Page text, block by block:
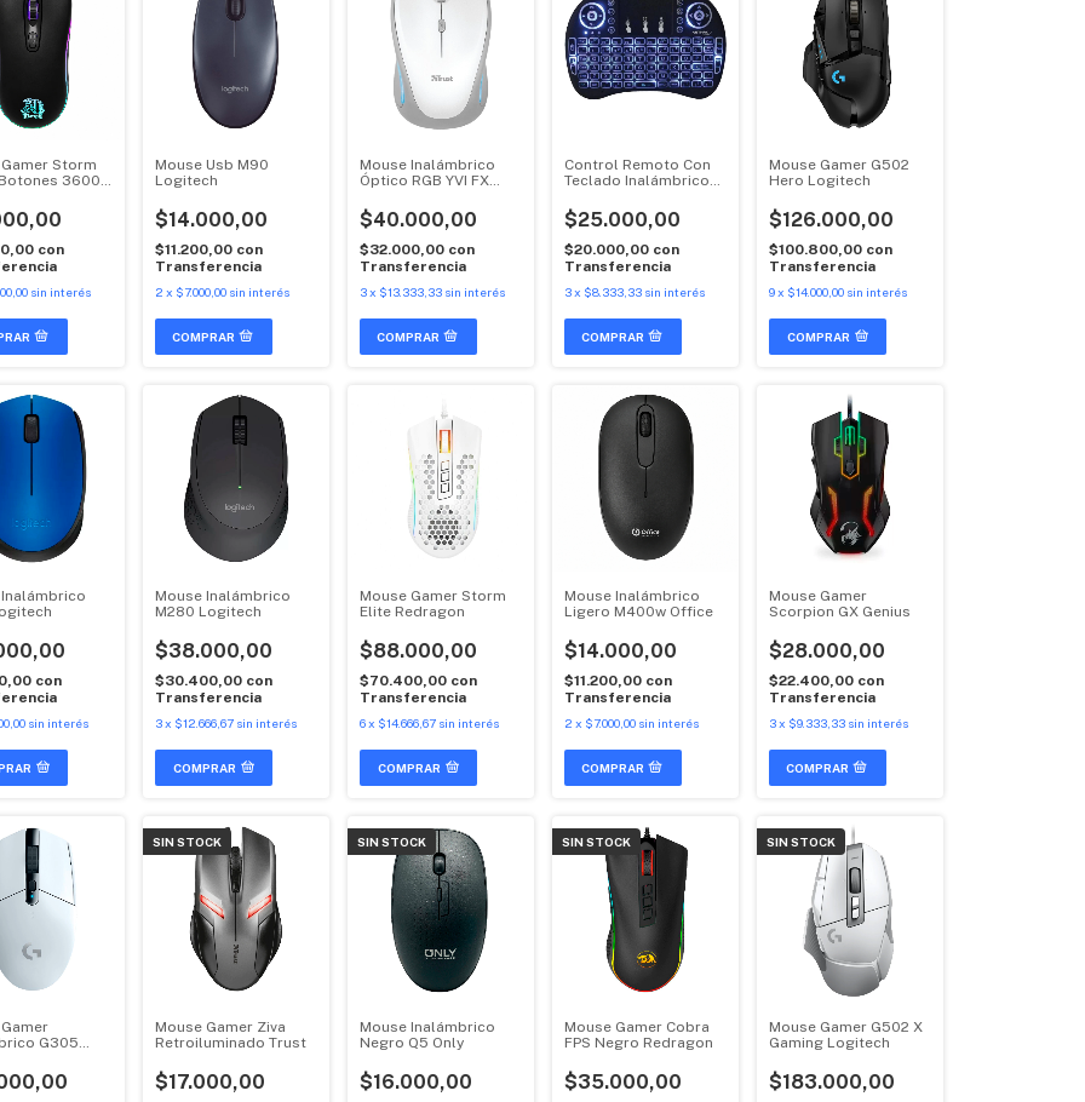
Storm
3600
con
sin interés
Mouse Usb M90
Logitech
$14.000,00
$11.200,00 con
Transferencia
2 x $7.000,00 sin interés
Mouse Inalámbrico
Óptico RGB YVI FX
$40.000,00
$32.000,00 con
Transferencia
3x $13.333,33 sin interés
Control Remoto Con
Teclado Inalámbrico
$25.000,00
$20.000,00 con
Transferencia
3x $8.333,33 sin interés
Mouse Gamer G502
Hero Logitech
$126.000,00
$100.800,00 con
Transferencia
9x $14.000,00 sin interés
COMPRAR
con
sin interés
Mouse Inalámbrico
M280 Logitech
$38.000,00
$30.400,00 con
Transferencia
3x $12.666,67 sin interés
COMPRAR
Mouse Gamer Storm
Elite Redragon
$88.000,00
$70.400,00 con
Transferencia
6x $14.666,67 sin interés
COMPRAR
Mouse Inalámbrico
Ligero M400w Office
$14.000,00
$11.200,00 con
Transferencia
2 x $7.000,00 sin interés
Mouse Gamer
Scorpion GX Genius
$28.000,00
$22.400,00 con
Transferencia
3x $9.333,33 sin interés
G305
SIN STOCK
Mouse Gamer Ziva
Retroiluminado Trust
$17.000,00
SIN STOCK
Mouse Inalámbrico
Negro Q5 Only
$16.000,00
SIN STOCK
Mouse Gamer Cobra
FPS Negro Redragon
$35.000,00
SIN STOCK
Mouse Gamer G502 X
Gaming Logitech
$183.000,00